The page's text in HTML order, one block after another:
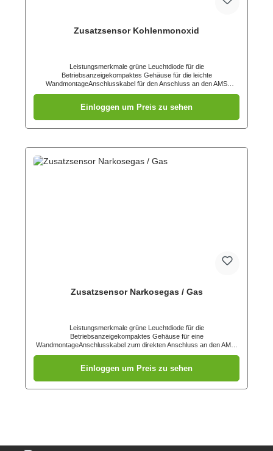
Zusatzsensor Kohlenmonoxid
Leistungsmerkmale grüne Leuchtdiode für die
Betriebsanzeigekompaktes Gehäuse für die leichte
WandmontageAnschlusskabel für den Anschluss an den AMS
Einloggen um Preis zu sehen
Zusatzsensor Narkosegas / Gas
Leistungsmerkmale grüne Leuchtdiode für die
Betriebsanzeigekompaktes Gehäuse für eine
WandmontageAnschlusskabel zum direkten Anschluss an den AMS-
Einloggen um Preis zu sehen